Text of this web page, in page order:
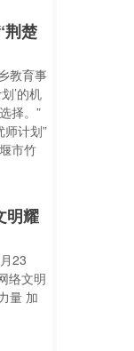
荆楚
教育事
’的机
择。”
师计划”
市竹
明耀
23
络文明
量 加